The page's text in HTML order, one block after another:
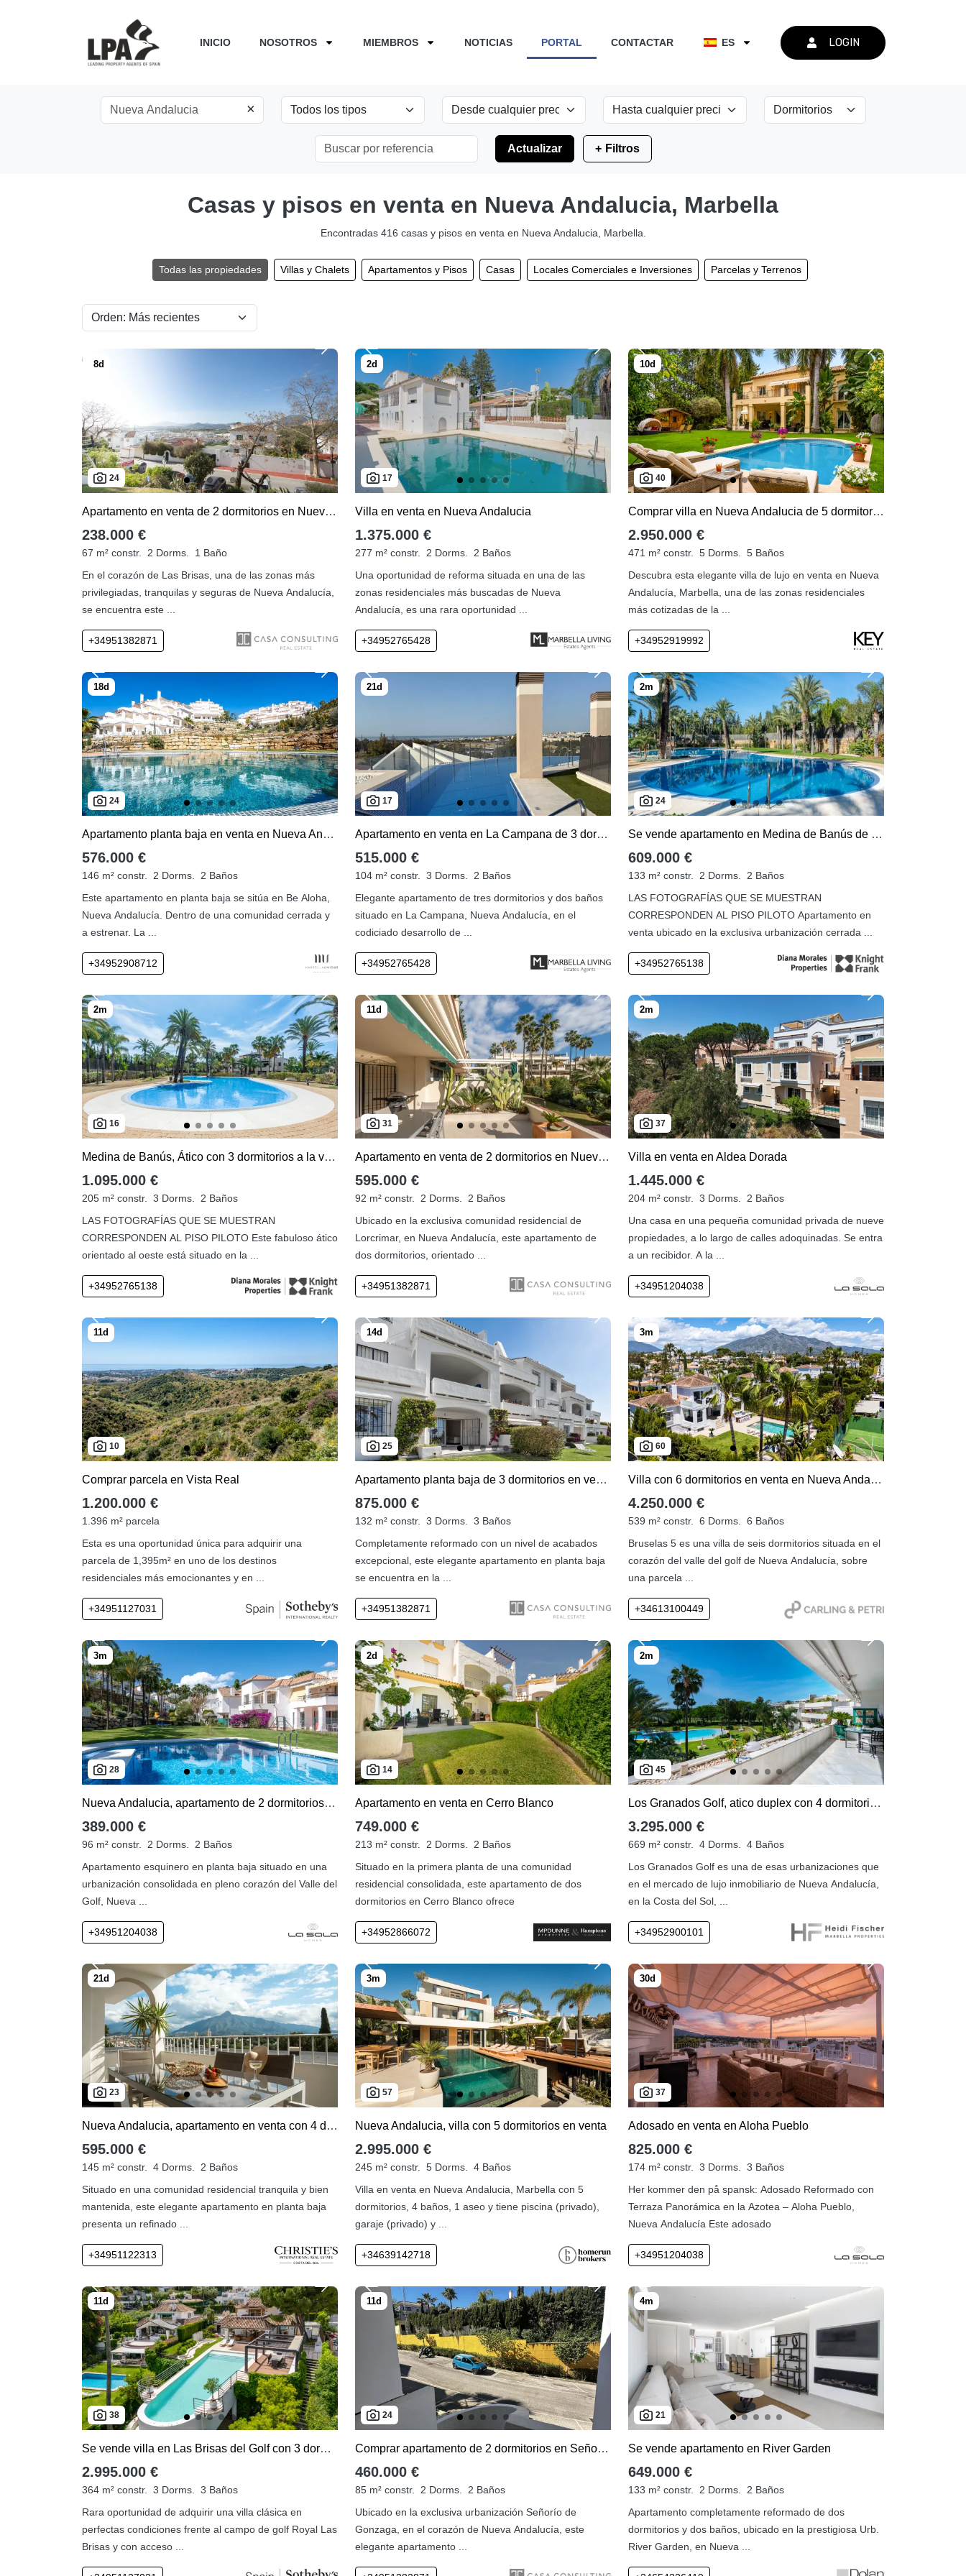
INICIO NOSOTROS MIEMBROS NOTICIAS PORTAL CONTACTAR ES LOGIN
×
Actualizar Filtros
Casas y pisos en venta en Nueva Andalucia, Marbella
Encontradas 416 casas y pisos en venta en Nueva Andalucia, Marbella.
Todas las propiedades Villas y Chalets Apartamentos y Pisos Casas Locales Comerciales e Inversiones Parcelas y Terrenos
24
Apartamento en venta de 2 dormitorios en Nueva Andalucia
238.000 €
67 m² constr. 2 Dorms.
1 Baño
En el corazón de Las Brisas, una de las zonas más
privilegiadas, tranquilas y seguras de Nueva Andalucía,
se encuentra este ...
+34951382871
17
Villa en venta en Nueva Andalucia
1.375.000 €
277 m² constr. 2 Dorms.
2 Baños
Una oportunidad de reforma situada en una de las
zonas residenciales más buscadas de Nueva
Andalucía, es una rara oportunidad ...
+34952765428
40
Comprar villa en Nueva Andalucia de 5 dormitorios
2.950.000 €
471 m² constr. 5 Dorms.
5 Baños
Descubra esta elegante villa de lujo en venta en Nueva
Andalucía, Marbella, una de las zonas residenciales
más cotizadas de la ...
+34952919992
24
Apartamento planta baja en venta en Nueva Andalucia
576.000 €
146 m² constr. 2 Dorms.
2 Baños
Este apartamento en planta baja se sitúa en Be Aloha,
Nueva Andalucía. Dentro de una comunidad cerrada y
a estrenar. La ...
+34952908712
17
Apartamento en venta en La Campana de 3 dormitorios
515.000 €
104 m² constr. 3 Dorms.
2 Baños
Elegante apartamento de tres dormitorios y dos baños
situado en La Campana, Nueva Andalucía, en el
codiciado desarrollo de ...
+34952765428
24
Se vende apartamento en Medina de Banús de 2 dormitorios
609.000 €
133 m² constr. 2 Dorms.
2 Baños
LAS FOTOGRAFÍAS QUE SE MUESTRAN
CORRESPONDEN AL PISO PILOTO Apartamento en
venta ubicado en la exclusiva urbanización cerrada ...
+34952765138
16
Medina de Banús, Ático con 3 dormitorios a la venta
1.095.000 €
205 m² constr. 3 Dorms.
2 Baños
LAS FOTOGRAFÍAS QUE SE MUESTRAN
CORRESPONDEN AL PISO PILOTO Este fabuloso ático
orientado al oeste está situado en la ...
+34952765138
31
Apartamento en venta de 2 dormitorios en Nueva Andalucia
595.000 €
92 m² constr. 2 Dorms.
2 Baños
Ubicado en la exclusiva comunidad residencial de
Lorcrimar, en Nueva Andalucía, este apartamento de
dos dormitorios, orientado ...
+34951382871
37
Villa en venta en Aldea Dorada
1.445.000 €
204 m² constr. 3 Dorms.
2 Baños
Una casa en una pequeña comunidad privada de nueve
propiedades, a lo largo de calles adoquinadas. Se entra
a un recibidor. A la ...
+34951204038
10
Comprar parcela en Vista Real
1.200.000 €
1.396 m² parcela
Esta es una oportunidad única para adquirir una
parcela de 1,395m² en uno de los destinos
residenciales más emocionantes y en ...
+34951127031
25
Apartamento planta baja de 3 dormitorios en venta en Malambo
875.000 €
132 m² constr. 3 Dorms. 3 Baños
Completamente reformado con un nivel de acabados
excepcional, este elegante apartamento en planta baja
se encuentra en la ...
+34951382871
60
Villa con 6 dormitorios en venta en Nueva Andalucia
4.250.000 €
539 m² constr. 6 Dorms. 6 Baños
Bruselas 5 es una villa de seis dormitorios situada en el
corazón del valle del golf de Nueva Andalucía, sobre
una parcela ...
+34613100449
28
Nueva Andalucia, apartamento de 2 dormitorios a la venta
389.000 €
96 m² constr. 2 Dorms.
2 Baños
Apartamento esquinero en planta baja situado en una
urbanización consolidada en pleno corazón del Valle del
Golf, Nueva ...
+34951204038
14
Apartamento en venta en Cerro Blanco
749.000 €
213 m² constr. 2 Dorms.
2 Baños
Situado en la primera planta de una comunidad
residencial consolidada, este apartamento de dos
dormitorios en Cerro Blanco ofrece
+34952866072
45
Los Granados Golf, atico duplex con 4 dormitorios a la venta
3.295.000 €
669 m² constr. 4 Dorms.
4 Baños
Los Granados Golf es una de esas urbanizaciones que
en el mercado de lujo inmobiliario de Nueva Andalucía,
en la Costa del Sol, ...
+34952900101
23
Nueva Andalucia, apartamento en venta con 4 dormitorios
595.000 €
145 m² constr. 4 Dorms.
2 Baños
Situado en una comunidad residencial tranquila y bien
mantenida, este elegante apartamento en planta baja
presenta un refinado ...
+34951122313
57
Nueva Andalucia, villa con 5 dormitorios en venta
2.995.000 €
245 m² constr. 5 Dorms.
4 Baños
Villa en venta en Nueva Andalucia, Marbella con 5
dormitorios, 4 baños, 1 aseo y tiene piscina (privado),
garaje (privado) y ...
+34639142718
37
Adosado en venta en Aloha Pueblo
825.000 €
174 m² constr. 3 Dorms.
3 Baños
Her kommer den på spansk: Adosado Reformado con
Terraza Panorámica en la Azotea – Aloha Pueblo,
Nueva Andalucía Este adosado
+34951204038
38
Se vende villa en Las Brisas del Golf con 3 dormitorios
2.995.000 €
364 m² constr. 3 Dorms.
3 Baños
Rara oportunidad de adquirir una villa clásica en
perfectas condiciones frente al campo de golf Royal Las
Brisas y con acceso ...
24
Comprar apartamento de 2 dormitorios en Señorio de Gonzaga
460.000 €
85 m² constr. 2 Dorms.
2 Baños
Ubicado en la exclusiva urbanización Señorío de
Gonzaga, en el corazón de Nueva Andalucía, este
elegante apartamento ...
21
Se vende apartamento en River Garden
649.000 €
133 m² constr. 2 Dorms.
2 Baños
Apartamento completamente reformado de dos
dormitorios y dos baños, ubicado en la prestigiosa Urb.
River Garden, en Nueva ...